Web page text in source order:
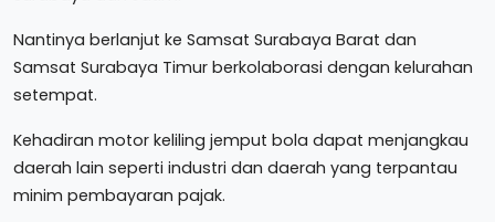
Nantinya berlanjut ke Samsat Surabaya Barat dan
Samsat Surabaya Timur berkolaborasi dengan kelurahan
setempat.
Kehadiran motor keliling jemput bola dapat menjangkau
daerah lain seperti industri dan daerah yang terpantau
minim pembayaran pajak.